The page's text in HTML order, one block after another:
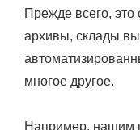
Прежде всего,
архивы, склады
многое другое.
Например, нашим